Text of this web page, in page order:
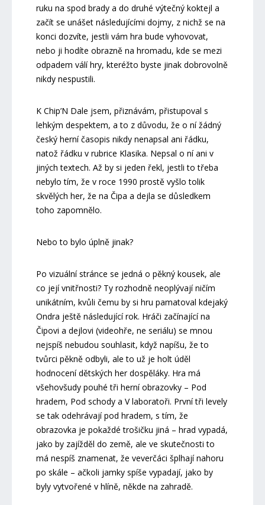
ruku na spod brady a do druhé výtečný koktejl a
začít se unášet následujícími dojmy, z nichž se na
konci dozvíte, jestli vám hra bude vyhovovat,
nebo ji hodíte obrazně na hromadu, kde se mezi
odpadem válí hry, kteréžto byste jinak dobrovolně
nikdy nespustili.
K Chip’N Dale jsem, přiznávám, přistupoval s
lehkým despektem, a to z důvodu, že o ní žádný
český herní časopis nikdy nenapsal ani řádku,
natož řádku v rubrice Klasika. Nepsal o ní ani v
jiných textech. Až by si jeden řekl, jestli to třeba
nebylo tím, že v roce 1990 prostě vyšlo tolik
skvělých her, že na Čipa a dejla se důsledkem
toho zapomnělo.
Nebo to bylo úplně jinak?
Po vizuální stránce se jedná o pěkný kousek, ale
co její vnitřnosti? Ty rozhodně neoplývají ničím
unikátním, kvůli čemu by si hru pamatoval kdejaký
Ondra ještě následující rok. Hráči začínající na
Čipovi a dejlovi (videohře, ne seriálu) se mnou
nejspíš nebudou souhlasit, když napíšu, že to
tvůrci pěkně odbyli, ale to už je holt úděl
hodnocení dětských her dospěláky. Hra má
všehovšudy pouhé tři herní obrazovky – Pod
hradem, Pod schody a V laboratoři. První tři levely
se tak odehrávají pod hradem, s tím, že
obrazovka je pokaždé trošičku jiná – hrad vypadá,
jako by zajížděl do země, ale ve skutečnosti to
má nespíš znamenat, že veverčáci šplhají nahoru
po skále – ačkoli jamky spíše vypadají, jako by
byly vytvořené v hlíně, někde na zahradě.